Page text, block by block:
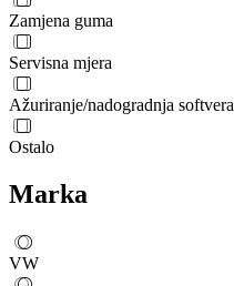
Zamjena guma
Servisna mjera
Ažuriranje/nadogradnja softvera
Ostalo
Marka
VW